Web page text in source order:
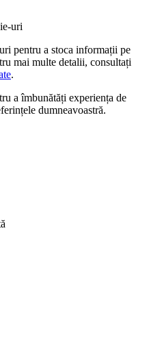
uri
pentru a stoca informații pe
mai multe detalii, consultați
.
a îmbunătăți experiența de
dumneavoastră.